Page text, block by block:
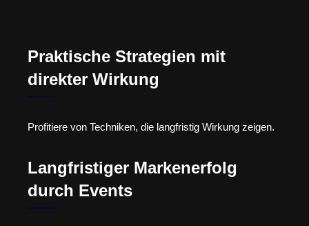
Praktische Strategien mit
direkter Wirkung
Profitiere von Techniken, die langfristig Wirkung zeigen.
Langfristiger Markenerfolg
durch Events